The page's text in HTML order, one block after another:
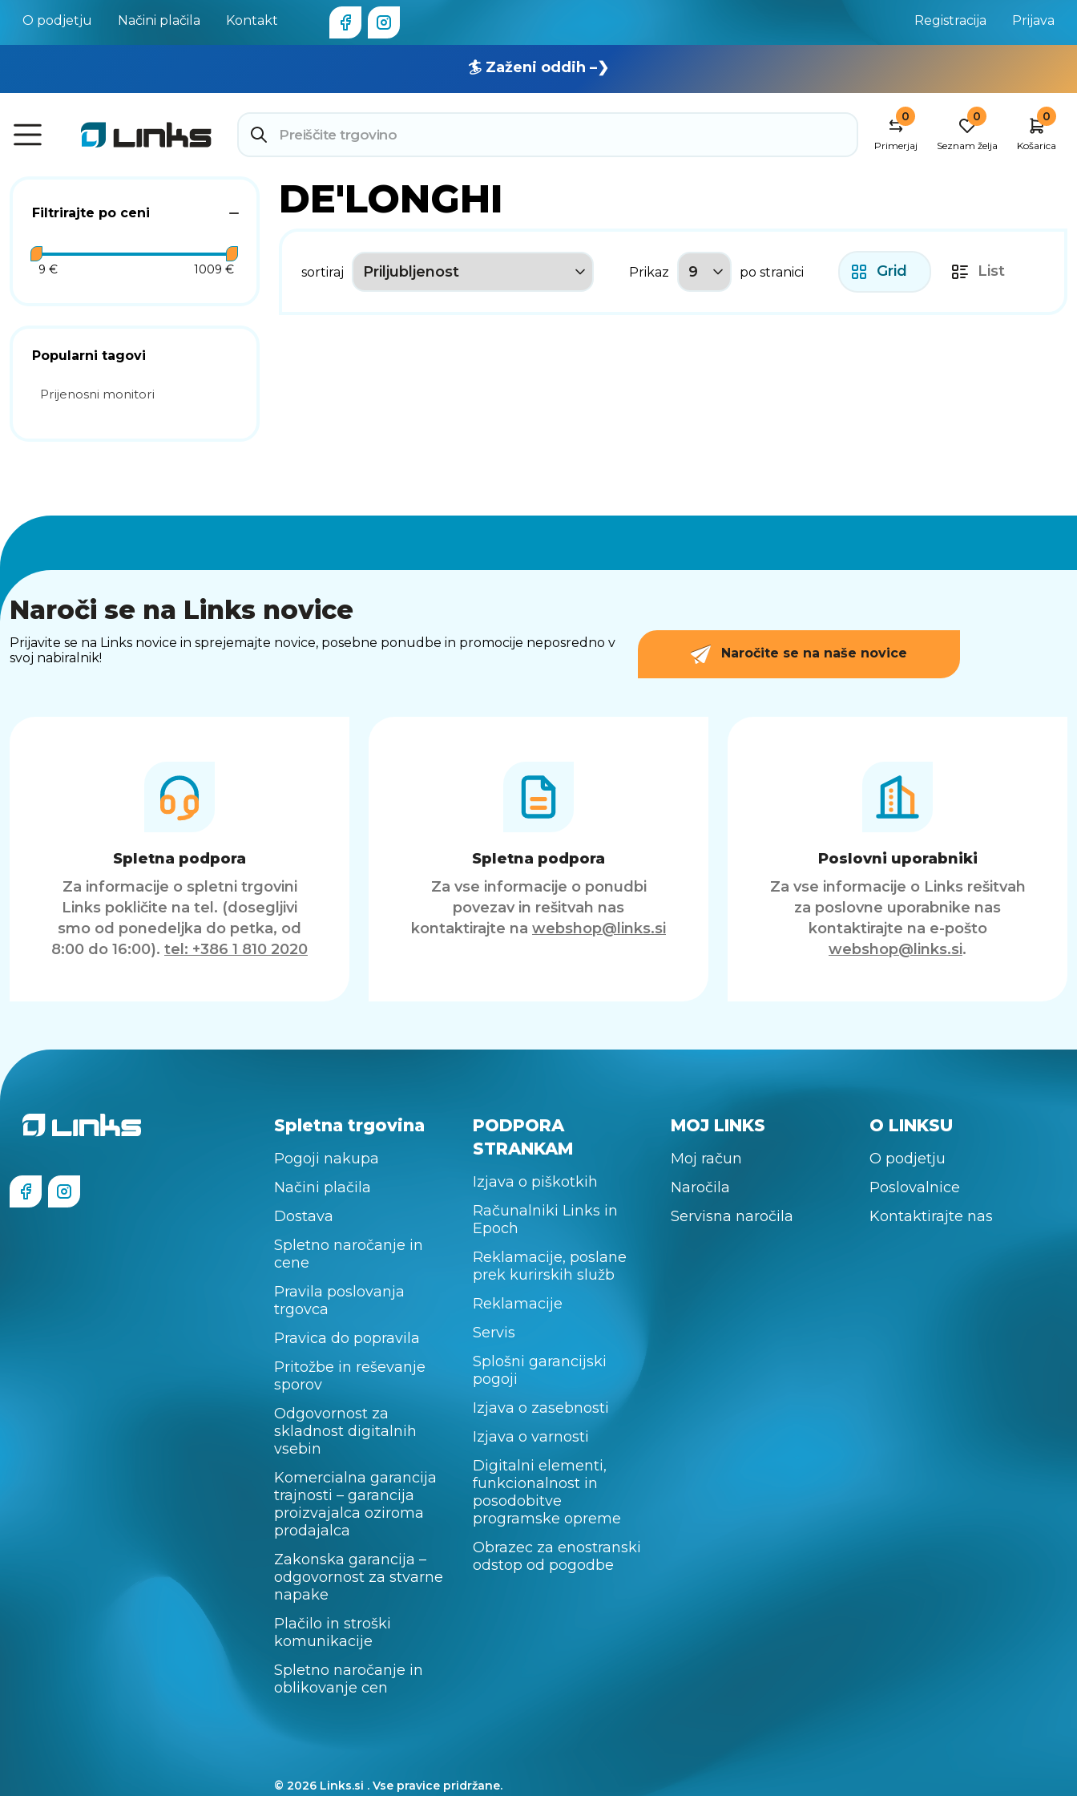
O podjetju Načini plačila Kontakt Registracija Prijava
🏄 Zaženi oddih –❯
0
Primerjaj
0
Seznam želja
0
Košarica
Filtrirajte po ceni
9 € 1009 €
Popularni tagovi
Prijenosni monitori
DE'LONGHI
sortiraj Prikaz po stranici Grid List
Naroči se na Links novice
Prijavite se na Links novice in sprejemajte novice, posebne ponudbe in promocije neposredno v
svoj nabiralnik!
Naročite se na naše novice
Spletna podpora
Za informacije o spletni trgovini
Links pokličite na tel. (dosegljivi
smo od ponedeljka do petka, od
8:00 do 16:00). tel: +386 1 810 2020
Spletna podpora
Za vse informacije o ponudbi
povezav in rešitvah nas
kontaktirajte na webshop@links.si
Poslovni uporabniki
Za vse informacije o Links rešitvah
za poslovne uporabnike nas
kontaktirajte na e-pošto
webshop@links.si.
Spletna trgovina
Pogoji nakupa
Načini plačila
Dostava
Spletno naročanje in
cene
Pravila poslovanja
trgovca
Pravica do popravila
Pritožbe in reševanje
sporov
Odgovornost za
skladnost digitalnih
vsebin
Komercialna garancija
trajnosti – garancija
proizvajalca oziroma
prodajalca
Zakonska garancija –
odgovornost za stvarne
napake
Plačilo in stroški
komunikacije
Spletno naročanje in
oblikovanje cen
PODPORA
STRANKAM
Izjava o piškotkih
Računalniki Links in
Epoch
Reklamacije, poslane
prek kurirskih služb
Reklamacije
Servis
Splošni garancijski
pogoji
Izjava o zasebnosti
Izjava o varnosti
Digitalni elementi,
funkcionalnost in
posodobitve
programske opreme
Obrazec za enostranski
odstop od pogodbe
MOJ LINKS
Moj račun
Naročila
Servisna naročila
O LINKSU
O podjetju
Poslovalnice
Kontaktirajte nas
© 2026 Links.si . Vse pravice pridržane.